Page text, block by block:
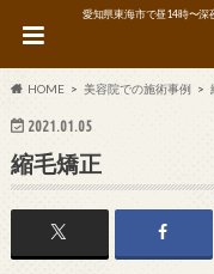
愛知県東海市で昼14時〜
HOME 美容院での施術事例
2021.01.05
縮毛矯正